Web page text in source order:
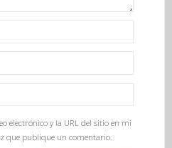
electrónico y la URL del sitio en mi
que publique un comentario.